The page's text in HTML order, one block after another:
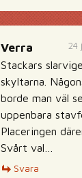
24
Verra
Stackars
skyltarna.
borde man väl
uppenbara
Placeringen
Svårt val…
Svara